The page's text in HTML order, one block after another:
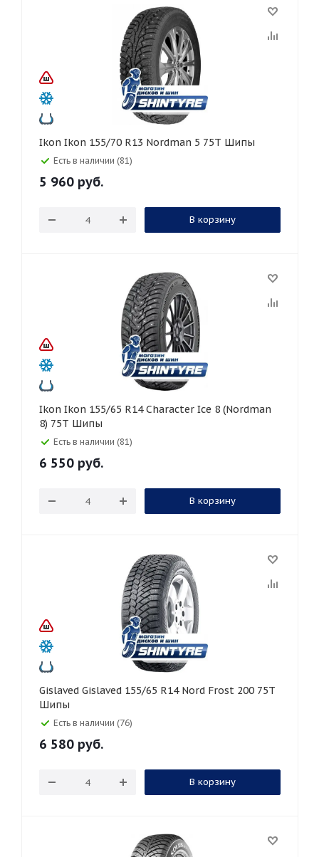
Ikon Ikon 155/70 R13 Nordman 5 75T Шипы
Есть в наличии (81)
5 960 руб.
В корзину
Ikon Ikon 155/65 R14 Character Ice 8 (Nordman
8) 75T Шипы
Есть в наличии (81)
6 550 руб.
В корзину
Gislaved Gislaved 155/65 R14 Nord Frost 200 75T
Шипы
Есть в наличии (76)
6 580 руб.
В корзину